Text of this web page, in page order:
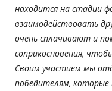
находится на стадии
взаимодействовать
очень сплачивают и
соприкосновения,
Своим участием мы
победителям, которые